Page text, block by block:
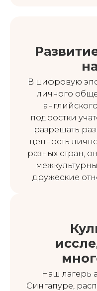
В цифровую
личного
подростки
разрешать
ценность
разных стран,
дружеские
Наш лагерь
Сингапуре,